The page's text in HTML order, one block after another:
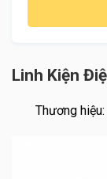
Linh Kiện